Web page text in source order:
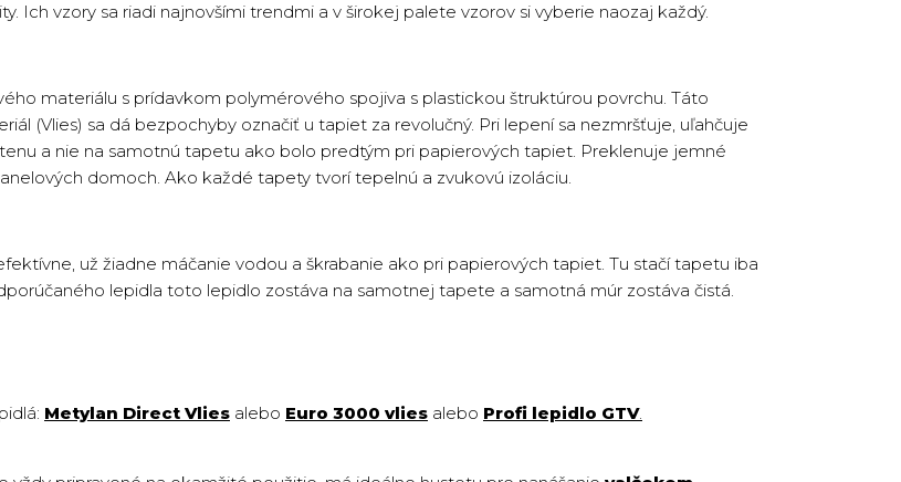
Ich vzory sa riadi najnovšími trendmi a v širokej palete vzorov si vyberie naozaj každý.
materiálu s prídavkom polymérového spojiva s plastickou štruktúrou povrchu. Táto
(Vlies) sa dá bezpochyby označiť u tapiet za revolučný. Pri lepení sa nezmršťuje, uľahčuje
a nie na samotnú tapetu ako bolo predtým pri papierových tapiet. Preklenuje jemné
domoch. Ako každé tapety tvorí tepelnú a zvukovú izoláciu.
už žiadne máčanie vodou a škrabanie ako pri papierových tapiet. Tu stačí tapetu iba
lepidla toto lepidlo zostáva na samotnej tapete a samotná múr zostáva čistá.
Metylan Direct Vlies alebo Euro 3000 vlies alebo Profi lepidlo GTV.